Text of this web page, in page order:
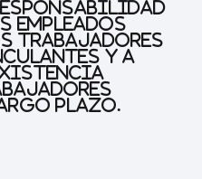
empleados
trabajadores
y a
plazo.